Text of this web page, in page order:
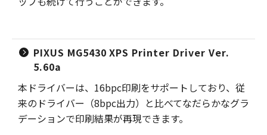
PIXUS MG5430 XPS Printer Driver Ver.
5.60a
本ドライバーは、16bpc印刷をサポートしており、従
来のドライバー（8bpc出力）と比べてなだらかなグラ
デーションで印刷結果が再現できます。